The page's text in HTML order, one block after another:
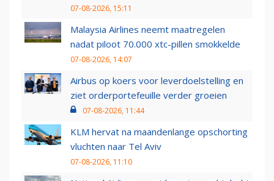
07-08-2026, 15:11
Malaysia Airlines neemt maatregelen
nadat piloot 70.000 xtc-pillen smokkelde
07-08-2026, 14:07
Airbus op koers voor leverdoelstelling en
ziet orderportefeuille verder groeien
07-08-2026, 11:44
KLM hervat na maandenlange opschorting
vluchten naar Tel Aviv
07-08-2026, 11:10